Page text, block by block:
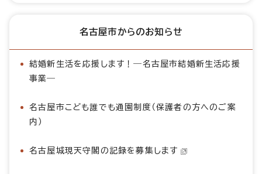
名古屋市からのお知らせ
結婚新生活を応援します！―名古屋市結婚新生活応援
事業―
名古屋市こども誰でも通園制度（保護者の方へのご案
内）
名古屋城現天守閣の記録を募集します